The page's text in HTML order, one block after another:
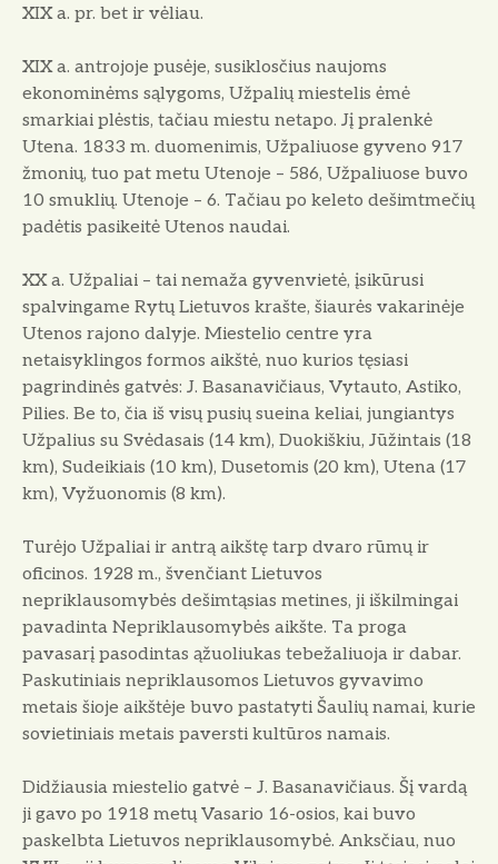
XIX a. pr. bet ir vėliau.
XIX a. antrojoje pusėje, susiklosčius naujoms
ekonominėms sąlygoms, Užpalių miestelis ėmė
smarkiai plėstis, tačiau miestu netapo. Jį pralenkė
Utena. 1833 m. duomenimis, Užpaliuose gyveno 917
žmonių, tuo pat metu Utenoje – 586, Užpaliuose buvo
10 smuklių. Utenoje – 6. Tačiau po keleto dešimtmečių
padėtis pasikeitė Utenos naudai.
XX a. Užpaliai – tai nemaža gyvenvietė, įsikūrusi
spalvingame Rytų Lietuvos krašte, šiaurės vakarinėje
Utenos rajono dalyje. Miestelio centre yra
netaisyklingos formos aikštė, nuo kurios tęsiasi
pagrindinės gatvės: J. Basanavičiaus, Vytauto, Astiko,
Pilies. Be to, čia iš visų pusių sueina keliai, jungiantys
Užpalius su Svėdasais (14 km), Duokiškiu, Jūžintais (18
km), Sudeikiais (10 km), Dusetomis (20 km), Utena (17
km), Vyžuonomis (8 km).
Turėjo Užpaliai ir antrą aikštę tarp dvaro rūmų ir
oficinos. 1928 m., švenčiant Lietuvos
nepriklausomybės dešimtąsias metines, ji iškilmingai
pavadinta Nepriklausomybės aikšte. Ta proga
pavasarį pasodintas ąžuoliukas tebežaliuoja ir dabar.
Paskutiniais nepriklausomos Lietuvos gyvavimo
metais šioje aikštėje buvo pastatyti Šaulių namai, kurie
sovietiniais metais paversti kultūros namais.
Didžiausia miestelio gatvė – J. Basanavičiaus. Šį vardą
ji gavo po 1918 metų Vasario 16-osios, kai buvo
paskelbta Lietuvos nepriklausomybė. Anksčiau, nuo